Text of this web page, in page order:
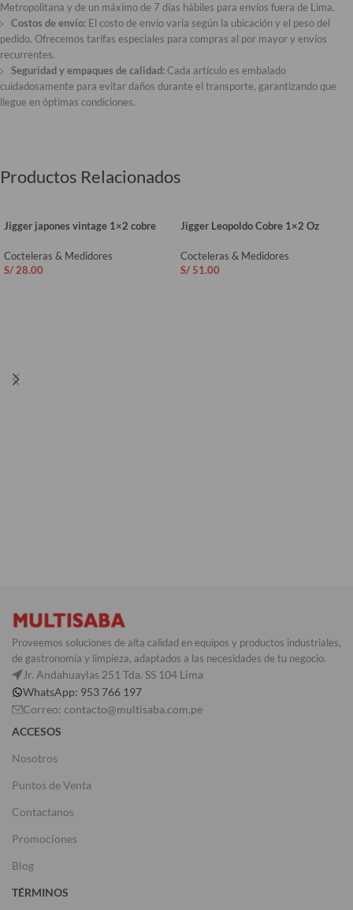
Metropolitana y de un máximo de 7 días hábiles para envíos fuera de Lima.
Costos de envío: El costo de envío varía según la ubicación y el peso del
pedido. Ofrecemos tarifas especiales para compras al por mayor y envíos
recurrentes.
Seguridad y empaques de calidad:Cada artículo es embalado
cuidadosamente para evitar daños durante el transporte, garantizando que
llegue en óptimas condiciones.
Productos Relacionados
Jigger japones vintage 1×2 cobre
Cocteleras & Medidores
S/28.00
Jigger Leopoldo Cobre 1×2 Oz
Cocteleras & Medidores
S/ 51.00
Proveemos soluciones de alta calidad en equipos y productos industriales,
de gastronomía y limpieza, adaptados a las necesidades de tu negocio.
Jr. Andahuaylas 251 Tda. SS 104 Lima
WhatsApp: 953 766 197
Correo: contacto@multisaba.com.pe
ACCESOS
Nosotros
Puntos de Venta
Contactanos
Promociones
Blog
TÉRMINOS